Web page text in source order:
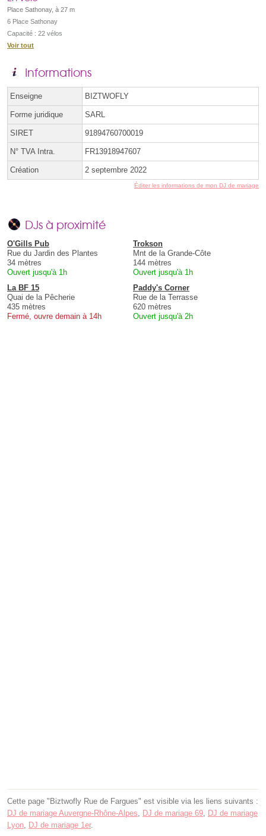
Place Sathonay, à 27 m
6 Place Sathonay
Capacité : 22 vélos
Voir tout
Informations
Enseigne BIZTWOFLY
Forme juridique SARL
SIRET 91894760700019
N° TVA Intra. FR13918947607
Création 2 septembre 2022
Éditer les informations de mon DJ de mariage
DJs à proximité
O'Gills Pub
Rue du Jardin des Plantes
34 mètres
Ouvert jusqu'à 1h
Trokson
Mnt de la Grande-Côte
144 mètres
Ouvert jusqu'à 1h
La BF 15
Quai de la Pêcherie
435 mètres
Fermé, ouvre demain à 14h
Paddy's Corner
Rue de la Terrasse
620 mètres
Ouvert jusqu'à 2h
Cette page "Biztwofly Rue de Fargues" est visible via les liens suivants :
DJ de mariage Auvergne-Rhône-Alpes, DJ de mariage 69, DJ de mariage
Lyon, DJ de mariage 1er.